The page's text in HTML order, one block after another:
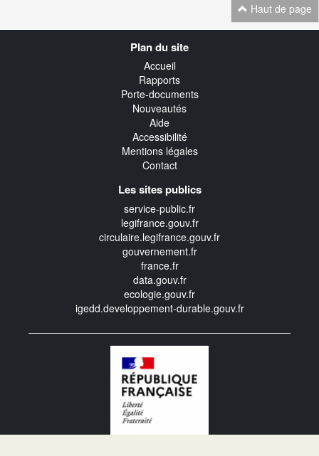
Haut de page
Plan du site
Accueil
Rapports
Porte-documents
Nouveautés
Aide
Accessibilité
Mentions légales
Contact
Les sites publics
service-public.fr
legifrance.gouv.fr
circulaire.legifrance.gouv.fr
gouvernement.fr
france.fr
data.gouv.fr
ecologie.gouv.fr
igedd.developpement-durable.gouv.fr